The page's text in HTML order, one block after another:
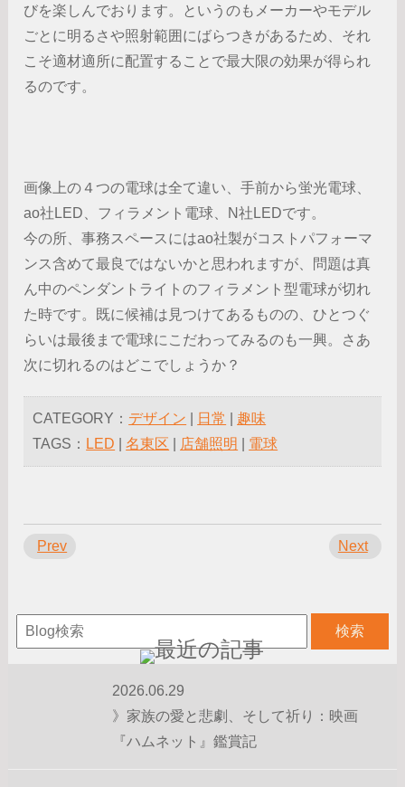
びを楽しんでおります。というのもメーカーやモデル
ごとに明るさや照射範囲にばらつきがあるため、それ
こそ適材適所に配置することで最大限の効果が得られ
るのです。
画像上の４つの電球は全て違い、手前から蛍光電球、
ao社LED、フィラメント電球、N社LEDです。
今の所、事務スペースにはao社製がコストパフォーマ
ンス含めて最良ではないかと思われますが、問題は真
ん中のペンダントライトのフィラメント型電球が切れ
た時です。既に候補は見つけてあるものの、ひとつぐ
らいは最後まで電球にこだわってみるのも一興。さあ
次に切れるのはどこでしょうか？
CATEGORY： デザイン 日常
趣味
TAGS： LED |名東区 店舗照明 電球
Prev Next
2026.06.29
》家族の愛と悲劇、そして祈り：映画
『ハムネット』鑑賞記